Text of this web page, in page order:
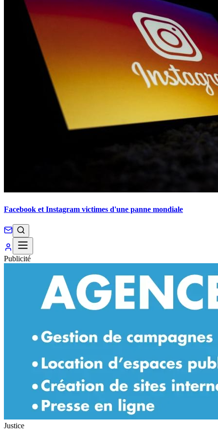
Facebook et Instagram victimes d'une panne mondiale
Publicité
Justice